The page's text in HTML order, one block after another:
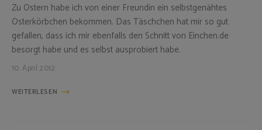
Zu Ostern habe ich von einer Freundin ein selbstgenähtes
Osterkörbchen bekommen. Das Täschchen hat mir so gut
gefallen, dass ich mir ebenfalls den Schnitt von Einchen.de
besorgt habe und es selbst ausprobiert habe.
10. April 2012
WEITERLESEN